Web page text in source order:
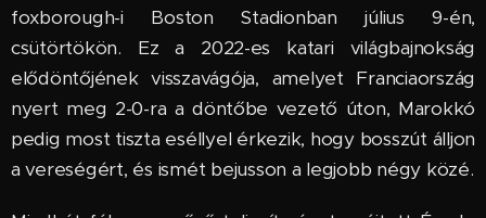
foxborough-i Boston Stadionban július 9-én,
csütörtökön. Ez a 2022-es katari világbajnokság
elődöntőjének visszavágója, amelyet Franciaország
nyert meg 2-0-ra a döntőbe vezető úton, Marokkó
pedig most tiszta eséllyel érkezik, hogy bosszút álljon
a vereségért, és ismét bejusson a legjobb négy közé.